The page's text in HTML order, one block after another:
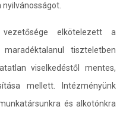
elkötelezett a
tiszteletben
viselkedéstől mentes,
mellett. Intézményünk
és alkotónkra